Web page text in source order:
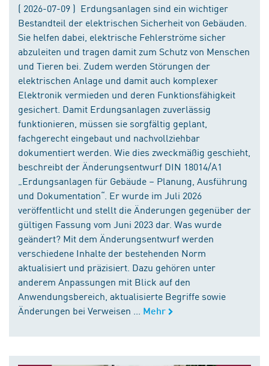
( 2026-07-09 ) Erdungsanlagen sind ein wichtiger
Bestandteil der elektrischen Sicherheit von Gebäuden.
Sie helfen dabei, elektrische Fehlerströme sicher
abzuleiten und tragen damit zum Schutz von Menschen
und Tieren bei. Zudem werden Störungen der
elektrischen Anlage und damit auch komplexer
Elektronik vermieden und deren Funktionsfähigkeit
gesichert. Damit Erdungsanlagen zuverlässig
funktionieren, müssen sie sorgfältig geplant,
fachgerecht eingebaut und nachvollziehbar
dokumentiert werden. Wie dies zweckmäßig geschieht,
beschreibt der Änderungsentwurf DIN 18014/A1
„Erdungsanlagen für Gebäude – Planung, Ausführung
und Dokumentation“. Er wurde im Juli 2026
veröffentlicht und stellt die Änderungen gegenüber der
gültigen Fassung vom Juni 2023 dar. Was wurde
geändert? Mit dem Änderungsentwurf werden
verschiedene Inhalte der bestehenden Norm
aktualisiert und präzisiert. Dazu gehören unter
anderem Anpassungen mit Blick auf den
Anwendungsbereich, aktualisierte Begriffe sowie
Änderungen bei Verweisen ...
Mehr